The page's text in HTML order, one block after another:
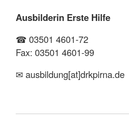
Ausbilderin Erste Hilfe
☎ 03501 4601-72
Fax: 03501 4601-99
✉ ausbildung[at]drkpirna.de